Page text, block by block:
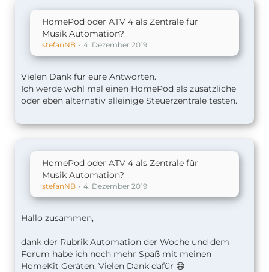
HomePod oder ATV 4 als Zentrale für
Musik Automation?
stefanNB 4. Dezember 2019
Vielen Dank für eure Antworten.
Ich werde wohl mal einen HomePod als zusätzliche
oder eben alternativ alleinige Steuerzentrale testen.
HomePod oder ATV 4 als Zentrale für
Musik Automation?
stefanNB 4. Dezember 2019
Hallo zusammen,
dank der Rubrik Automation der Woche und dem
Forum habe ich noch mehr Spaß mit meinen
HomeKit Geräten. Vielen Dank dafür 😄